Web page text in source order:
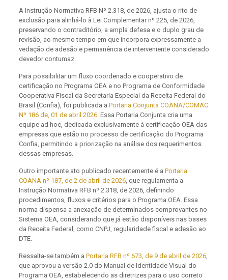
A Instrução Normativa RFB Nº 2.318, de 2026, ajusta o rito de
exclusão para alinhá-lo à Lei Complementar nº 225, de 2026,
preservando o contraditório, a ampla defesa e o duplo grau de
revisão, ao mesmo tempo em que incorpora expressamente a
vedação de adesão e permanência de interveniente considerado
devedor contumaz.
Para possibilitar um fluxo coordenado e cooperativo de
certificação no Programa OEA e no Programa de Conformidade
Cooperativa Fiscal da Secretaria Especial da Receita Federal do
Brasil (Confia), foi publicada a Portaria Conjunta COANA/COMAC
Nº 186 de, 01 de abril 2026. Essa Portaria Conjunta cria uma
equipe ad hoc, dedicada exclusivamente à certificação OEA das
empresas que estão no processo de certificação do Programa
Confia, permitindo a priorização na análise dos requerimentos
dessas empresas.
Outro importante ato publicado recentemente é a Portaria
COANA nº 187, de 2 de abril de 2026, que regulamenta a
Instrução Normativa RFB nº 2.318, de 2026, definindo
procedimentos, fluxos e critérios para o Programa OEA. Essa
norma dispensa a anexação de determinados comprovantes no
Sistema OEA, considerando que já estão disponíveis nas bases
da Receita Federal, como CNPJ, regularidade fiscal e adesão ao
DTE.
Ressalta-se também a Portaria RFB nº 673, de 9 de abril de 2026,
que aprovou a versão 2.0 do Manual de Identidade Visual do
Programa OEA, estabelecendo as diretrizes para o uso correto